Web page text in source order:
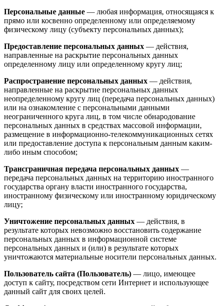
Персональные данные — любая информация, относящаяся к
прямо или косвенно определенному или определяемому
физическому лицу (субъекту персональных данных);
Предоставление персональных данных — действия,
направленные на раскрытие персональных данных
определенному лицу или определенному кругу лиц;
Распространение персональных данных — действия,
направленные на раскрытие персональных данных
неопределенному кругу лиц (передача персональных данных)
или на ознакомление с персональными данными
неограниченного круга лиц, в том числе обнародование
персональных данных в средствах массовой информации,
размещение в информационно-телекоммуникационных сетях
или предоставление доступа к персональным данным каким-
либо иным способом;
Трансграничная передача персональных данных —
передача персональных данных на территорию иностранного
государства органу власти иностранного государства,
иностранному физическому или иностранному юридическому
лицу;
Уничтожение персональных данных — действия, в
результате которых невозможно восстановить содержание
персональных данных в информационной системе
персональных данных и (или) в результате которых
уничтожаются материальные носители персональных данных.
Пользователь сайта (Пользователь) — лицо, имеющее
доступ к сайту, посредством сети Интернет и использующее
данный сайт для своих целей.